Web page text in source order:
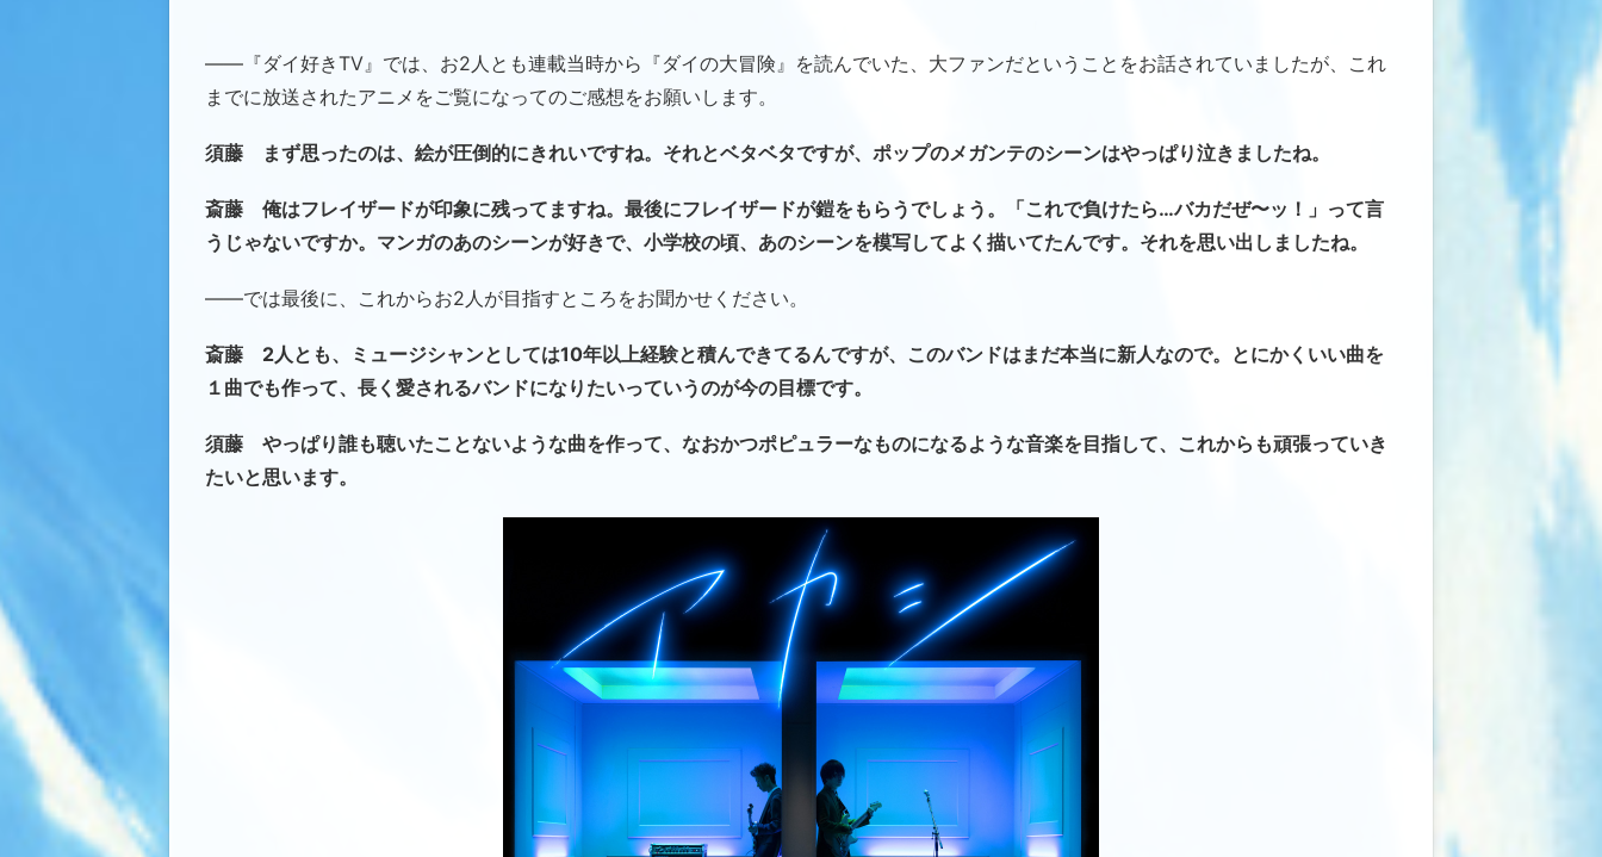
――『ダイ好きTV』では、お2人とも連載当時から『ダイの大冒険』を読んでいた、大ファンだということをお話されていましたが、これ
までに放送されたアニメをご覧になってのご感想をお願いします。
須藤 まず思ったのは、絵が圧倒的にきれいですね。それとベタベタですが、ポップのメガンテのシーンはやっぱり泣きましたね。
斎藤 俺はフレイザードが印象に残ってますね。最後にフレイザードが鎧をもらうでしょう。「これで負けたら…バカだぜ〜ッ！」って言
うじゃないですか。マンガのあのシーンが好きで、小学校の頃、あのシーンを模写してよく描いてたんです。それを思い出しましたね。
――では最後に、これからお2人が目指すところをお聞かせください。
斎藤 2人とも、ミュージシャンとしては10年以上経験と積んできてるんですが、このバンドはまだ本当に新人なので。とにかくいい曲を
１曲でも作って、長く愛されるバンドになりたいっていうのが今の目標です。
須藤 やっぱり誰も聴いたことないような曲を作って、なおかつポピュラーなものになるような音楽を目指して、これからも頑張っていき
たいと思います。